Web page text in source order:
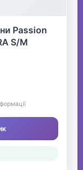
Passion
S/M